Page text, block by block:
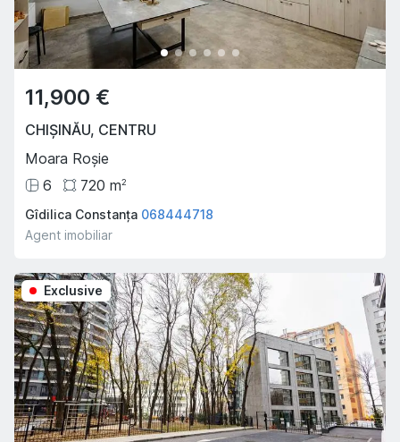
11,900 €
CHIȘINĂU, CENTRU
Moara Roșie
6
720 m2
Gîdilica Constanța 068444718
Agent imobiliar
Exclusive